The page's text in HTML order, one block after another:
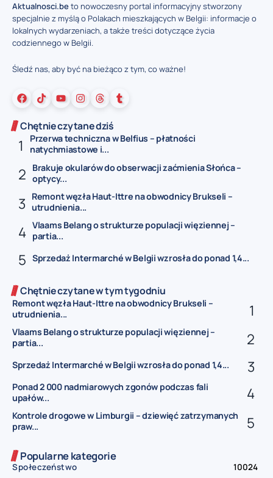
Aktualnosci.beto nowoczesny portal informacyjny stworzony
specjalnie z myślą o Polakach mieszkających w Belgii: informacje o
lokalnych wydarzeniach, a także treści dotyczące życia
codziennego w Belgii.
Śledź nas, aby być na bieżąco z tym, co ważne!
Chętnie czytane dziś
Przerwa techniczna w Belfius – płatności
natychmiastowe i...
Brakuje okularów do obserwacji zaćmienia Słońca –
optycy...
Remont węzła Haut-Ittre na obwodnicy Brukseli –
utrudnienia...
Vlaams Belang o strukturze populacji więziennej –
partia...
Sprzedaż Intermarché w Belgii wzrosła do ponad 1,4...
Chętnie czytane w tym tygodniu
Remont węzła Haut-Ittre na obwodnicy Brukseli –
utrudnienia...
Vlaams Belang o strukturze populacji więziennej –
partia...
Sprzedaż Intermarché w Belgii wzrosła do ponad 1,4...
Ponad 2 000 nadmiarowych zgonów podczas fali
upałów...
Kontrole drogowe w Limburgii – dziewięć zatrzymanych
praw...
Popularne kategorie
Społeczeństwo
10024